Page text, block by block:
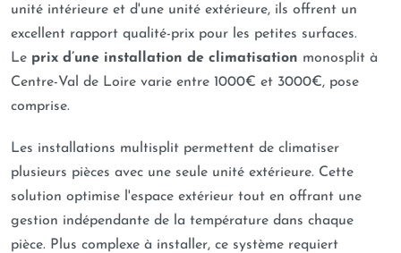
unité intérieure et d'une unité extérieure, ils offrent un
excellent rapport qualité-prix pour les petites surfaces.
Le prix d’une installation de climatisation monosplit à
Centre-Val de Loire varie entre 1000€ et 3000€, pose
comprise.
Les installations multisplit permettent de climatiser
plusieurs pièces avec une seule unité extérieure. Cette
solution optimise l'espace extérieur tout en offrant une
gestion indépendante de la température dans chaque
pièce. Plus complexe à installer, ce système requiert